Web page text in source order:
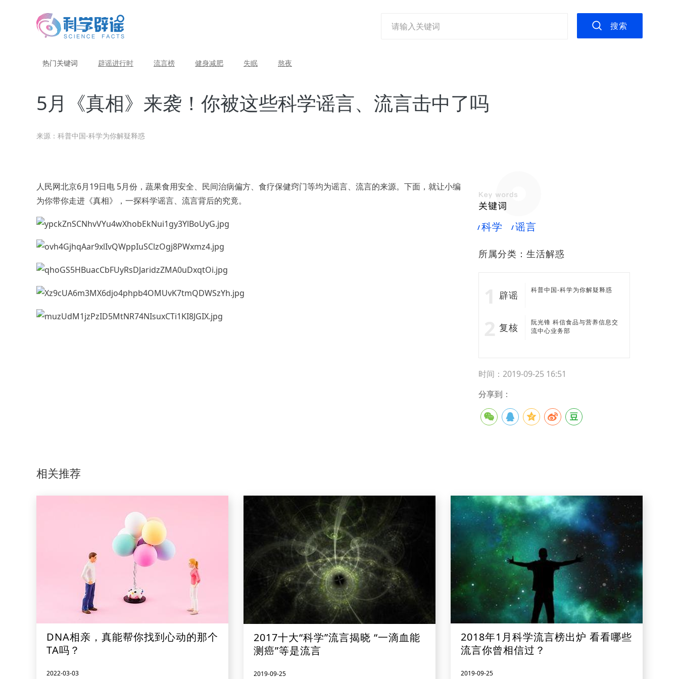
搜索
热门关键词 辟谣进行时 流言榜 健身减肥 失眠 熬夜
5月《真相》来袭！你被这些科学谣言、流言击中了吗
来源：科普中国-科学为你解疑释惑
人民网北京6月19日电 5月份，蔬果食用安全、民间治病偏方、食疗保健窍门等均为谣言、流言的来源。下面，就让小编
为你带你走进《真相》，一探科学谣言、流言背后的究竟。
科学 谣言
所属分类： 生活解惑
辟谣 科普中国-科学为你解疑释惑
复核
阮光锋 科信食品与营养信息交
流中心业务部
时间：2019-09-25 16:51
分享到：
相关推荐
DNA相亲，真能帮你找到心动的那个
TA吗？
2022-03-03
2017十大“科学”流言揭晓 “一滴血能
测癌”等是流言
2019-09-25
2018年1月科学流言榜出炉 看看哪些
流言你曾相信过？
2019-09-25